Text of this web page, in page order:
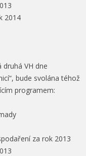
2014
VH dne
bude svolána téhož
programem:
za rok 2013